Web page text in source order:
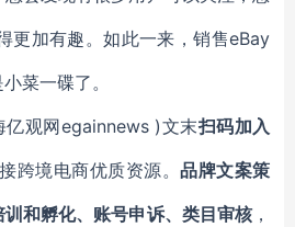
更加有趣。如此一来，销售eBay
菜一碟了。
观网egainnews )文末扫码加入
跨境电商优质资源。 品牌文案策
和孵化、账号申诉、类目审核，